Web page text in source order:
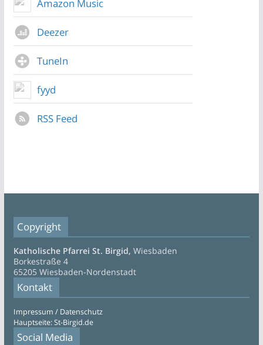
Amazon Music
Deezer
TuneIn
fyyd
RSS Feed
Copyright
Katholische Pfarrei St. Birgid, Wiesbaden
Borkestraße 4
65205 Wiesbaden-Nordenstadt
Kontakt
Impressum / Datenschutz
Hauptseite: St-Birgid.de
Social Media